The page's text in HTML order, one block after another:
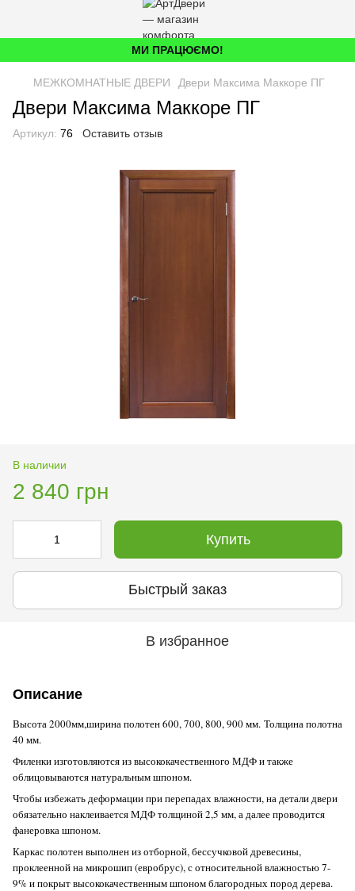
МИ ПРАЦЮЄМО!
МЕЖКОМНАТНЫЕ ДВЕРИ Двери Максима Маккоре ПГ
Двери Максима Маккоре ПГ
Артикул: 76 Оставить отзыв
В наличии
2 840 грн
Купить
Быстрый заказ
В избранное
Описание
Высота 2000мм,ширина полотен 600, 700, 800, 900 мм. Толщина полотна
40 мм.
Филенки изготовляются из высококачественного МДФ и также
облицовываются натуральным шпоном.
Чтобы избежать деформации при перепадах влажности, на детали двери
обязательно наклеивается МДФ толщиной 2,5 мм, а далее проводится
фанеровка шпоном.
Каркас полотен выполнен из отборной, бессучковой древесины,
проклеенной на микрошип (евробрус), с относительной влажностью 7-
9% и покрыт высококачественным шпоном благородных пород дерева.